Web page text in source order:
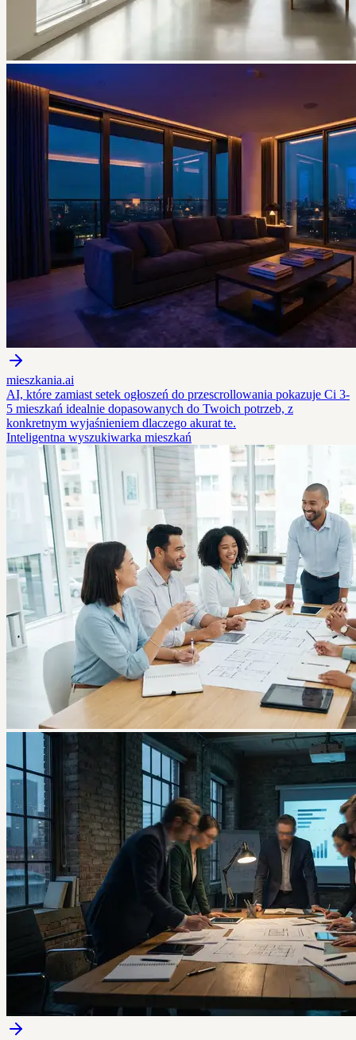
mieszkania.ai
AI, które zamiast setek ogłoszeń do przescrollowania pokazuje Ci 3-
5 mieszkań idealnie dopasowanych do Twoich potrzeb, z
konkretnym wyjaśnieniem dlaczego akurat te.
Inteligentna wyszukiwarka mieszkań